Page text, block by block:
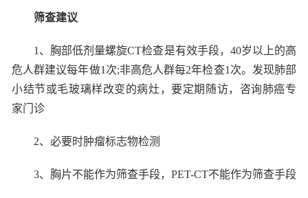
筛查建议
1 、胸部低剂量螺旋CT检查是有效手段， 40岁以上的高
危人群建议每年做1 次;非高危人群每2年检查1 次。发现肺部
小结节或毛玻璃样改变的病灶，要定期随访，咨询肺癌专
家门诊
2、必要时肿瘤标志物检测
3、胸片不能作为筛查手段， PET-CT不能作为筛查手段